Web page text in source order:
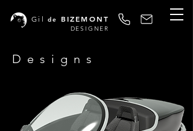
Gil de BIZEMONT
DESIGNER
Designs